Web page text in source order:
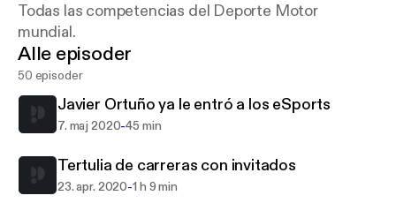
Todas las competencias del Deporte Motor
mundial.
Alle episoder
50 episoder
Javier Ortuño ya le entró a los eSports
7. maj 2020-45 min
Tertulia de carreras con invitados
23. apr. 2020-1 h 9 min